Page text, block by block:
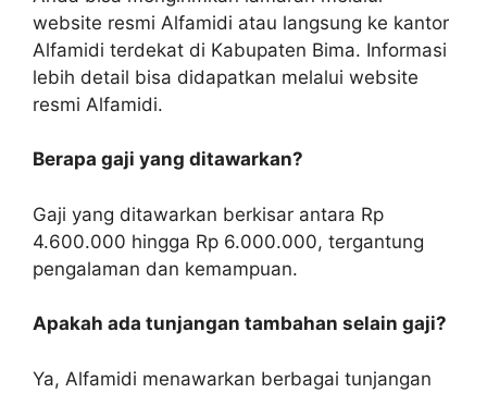
website resmi Alfamidi atau langsung ke kantor
Alfamidi terdekat di Kabupaten Bima. Informasi
lebih detail bisa didapatkan melalui website
resmi Alfamidi.
Berapa gaji yang ditawarkan?
Gaji yang ditawarkan berkisar antara Rp
4.600.000 hingga Rp 6.000.000, tergantung
pengalaman dan kemampuan.
Apakah ada tunjangan tambahan selain gaji?
Ya, Alfamidi menawarkan berbagai tunjangan